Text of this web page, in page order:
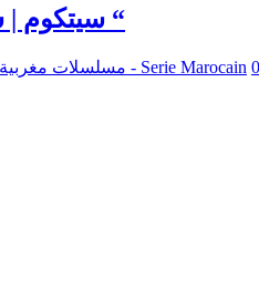
سيتكوم | سير حتى تجي 2 : عنوان الحلقة : ” تليفون “
مسلسلات مغربية - Serie Marocain 0